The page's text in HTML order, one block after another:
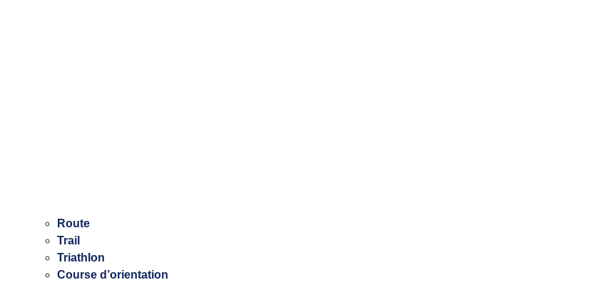
Route
Trail
Triathlon
Course d’orientation